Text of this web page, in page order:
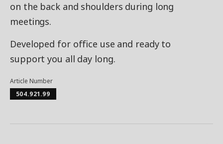
on the back and shoulders during long
meetings.
Developed for office use and ready to
support you all day long.
Article Number
504.921.99